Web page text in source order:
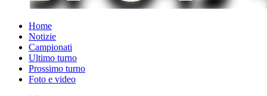
Home
Notizie
Campionati
Ultimo turno
Prossimo turno
Foto e video